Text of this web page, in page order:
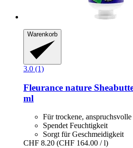
Warenkorb
3.0 (1)
Fleurance nature
ml
Für trockene,
Spendet Feuchtigkeit
Sorgt für Geschmeidigkeit
CHF 8.20 (CHF 164.00 / l)